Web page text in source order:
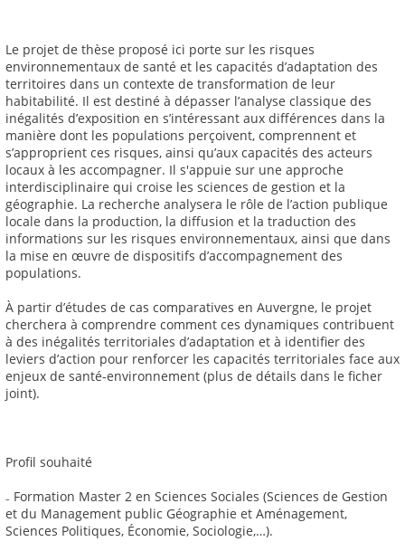
Le projet de thèse proposé ici porte sur les risques
environnementaux de santé et les capacités d’adaptation des
territoires dans un contexte de transformation de leur
habitabilité. Il est destiné à dépasser l’analyse classique des
inégalités d’exposition en s’intéressant aux différences dans la
manière dont les populations perçoivent, comprennent et
s’approprient ces risques, ainsi qu’aux capacités des acteurs
locaux à les accompagner. Il s'appuie sur une approche
interdisciplinaire qui croise les sciences de gestion et la
géographie. La recherche analysera le rôle de l’action publique
locale dans la production, la diffusion et la traduction des
informations sur les risques environnementaux, ainsi que dans
la mise en œuvre de dispositifs d’accompagnement des
populations.
À partir d’études de cas comparatives en Auvergne, le projet
cherchera à comprendre comment ces dynamiques contribuent
à des inégalités territoriales d’adaptation et à identifier des
leviers d’action pour renforcer les capacités territoriales face aux
enjeux de santé-environnement (plus de détails dans le ficher
joint).
Profil souhaité
₋ Formation Master 2 en Sciences Sociales (Sciences de Gestion
et du Management public Géographie et Aménagement,
Sciences Politiques, Économie, Sociologie,…).